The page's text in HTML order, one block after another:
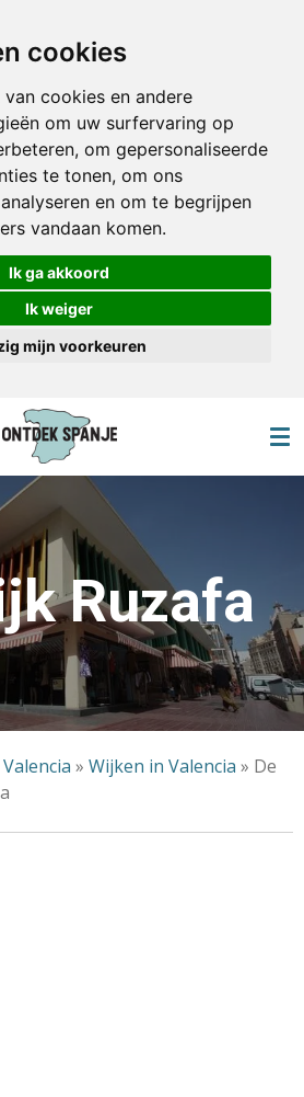
cookies
cookies en andere
om uw surfervaring op
om gepersonaliseerde
te tonen, om ons
en om te begrijpen
vandaan komen.
Ik ga akkoord
Ik weiger
mijn voorkeuren
Ruzafa
» Wijken in Valencia » De